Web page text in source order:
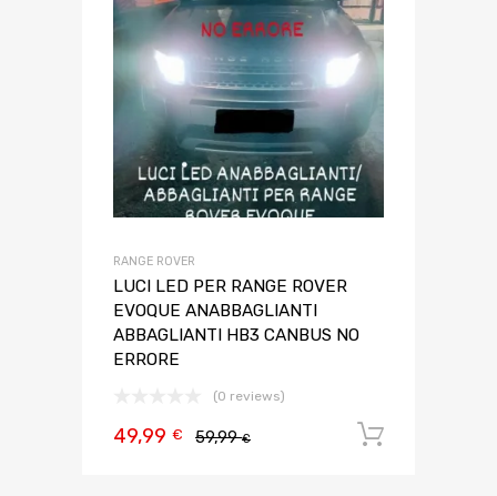
RANGE ROVER
LUCI LED PER RANGE ROVER
EVOQUE ANABBAGLIANTI
ABBAGLIANTI HB3 CANBUS NO
ERRORE
(0 reviews)
59,99€
49,99 €